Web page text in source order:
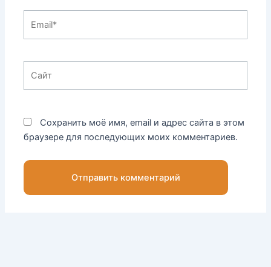
Сохранить моё имя, email и адрес сайта в этом
браузере для последующих моих комментариев.